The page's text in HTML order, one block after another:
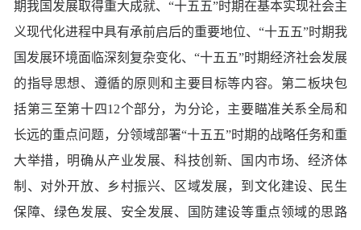
期我国发展取得重大成就、“十五五”时期在基本实现社会主
义现代化进程中具有承前启后的重要地位、“十五五”时期我
国发展环境面临深刻复杂变化、“十五五”时期经济社会发展
的指导思想、遵循的原则和主要目标等内容。第二板块包
括第三至第十四12个部分，为分论，主要瞄准关系全局和
长远的重点问题，分领域部署“十五五”时期的战略任务和重
大举措，明确从产业发展、科技创新、国内市场、经济体
制、对外开放、乡村振兴、区域发展，到文化建设、民生
保障、绿色发展、安全发展、国防建设等重点领域的思路